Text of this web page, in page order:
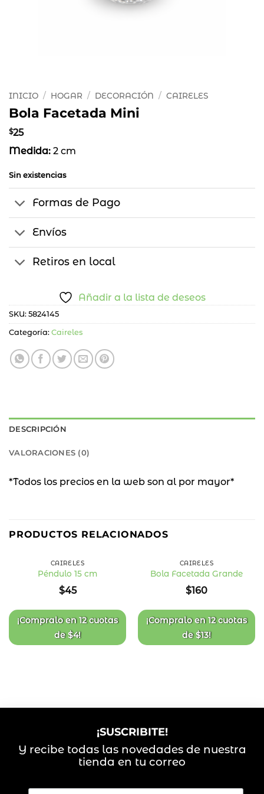
INICIO / HOGAR / DECORACIÓN / CAIRELES
Bola Facetada Mini
$25
Medida: 2 cm
Sin existencias
Formas de Pago
Envíos
Retiros en local
Añadir a la lista de deseos
SKU: 5824145
Categoría: Caireles
DESCRIPCIÓN
VALORACIONES (0)
*Todos los precios en la web son al por mayor*
PRODUCTOS RELACIONADOS
de
deseos
CAIRELES
Péndulo 15 cm
$45
¡Compralo en12 cuotas
de$4!
de
deseos
CAIRELES
Bola Facetada Grande
$160
¡Compralo en12 cuotas
de$13!
¡SUSCRIBITE!
Y recibe todas las novedades de nuestra
tienda en tu correo